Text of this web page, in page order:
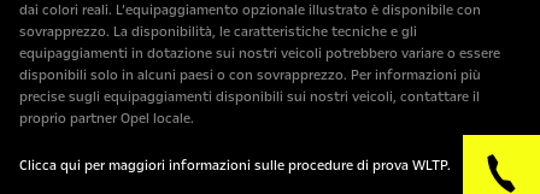
dai colori reali. L’equipaggiamento opzionale illustrato è disponibile con
sovrapprezzo. La disponibilità, le caratteristiche tecniche e gli
equipaggiamenti in dotazione sui nostri veicoli potrebbero variare o essere
disponibili solo in alcuni paesi o con sovrapprezzo. Per informazioni più
precise sugli equipaggiamenti disponibili sui nostri veicoli, contattare il
proprio partner Opel locale.
Clicca qui per maggiori informazioni sulle procedure di prova WLTP.